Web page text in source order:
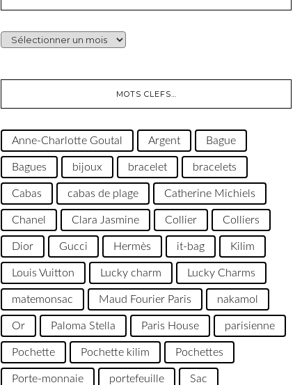
ARCHIVES…
MOTS CLEFS…
Anne-Charlotte Goutal Argent Bague
Bagues bijoux bracelet bracelets
Cabas cabas de plage Catherine Michiels
Chanel Clara Jasmine Collier Colliers
Dior Gucci Hermès it-bag Kilim
Louis Vuitton Lucky charm Lucky Charms
matemonsac Maud Fourier Paris nakamol
Or Paloma Stella Paris House parisienne
Pochette Pochette kilim Pochettes
Porte-monnaie portefeuille Sac